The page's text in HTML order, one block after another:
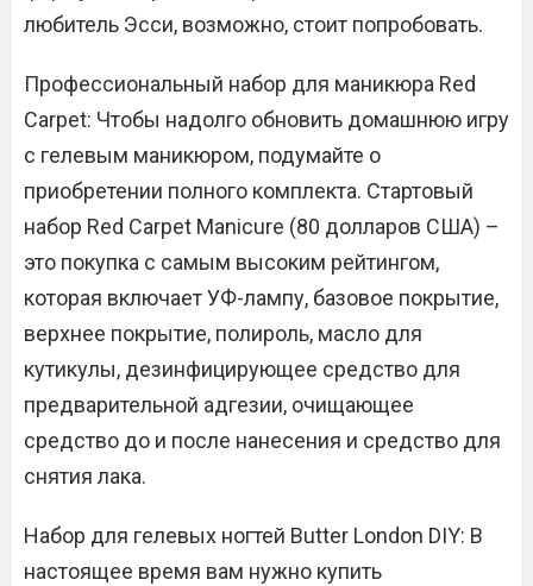
любитель Эсси, возможно, стоит попробовать.
Профессиональный набор для маникюра Red
Carpet: Чтобы надолго обновить домашнюю игру
с гелевым маникюром, подумайте о
приобретении полного комплекта. Стартовый
набор Red Carpet Manicure (80 долларов США) –
это покупка с самым высоким рейтингом,
которая включает УФ-лампу, базовое покрытие,
верхнее покрытие, полироль, масло для
кутикулы, дезинфицирующее средство для
предварительной адгезии, очищающее
средство до и после нанесения и средство для
снятия лака.
Набор для гелевых ногтей Butter London DIY: В
настоящее время вам нужно купить